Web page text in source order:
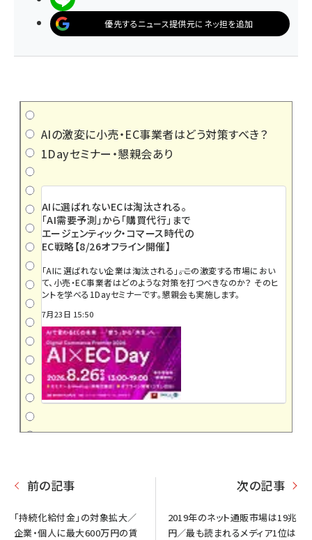
優先するニュース提供元にネッ担を追加
AIの激変に小売・EC事業者はどう対策すべき？
1Dayセミナー・懇親会あり
AIに選ばれないECは淘汰される。
「AI需要予測」から「購買代行」まで
エージェンティック・コマース時代の
EC戦略【8/26オフライン開催】
「AIに選ばれない企業は淘汰される」――。この激変する市場におい
て、小売・EC事業者はどのような対策を打つべきなのか？ そのヒ
ントを学べる1Dayセミナーです。懇親会も実施します。
7月23日 15:50
前の記事
「持続化給付金」の対象拡大／
企業・個人に最大600万円の賃
次の記事
2019年のネット通販市場は19兆
円／最も読まれるメディア1位は